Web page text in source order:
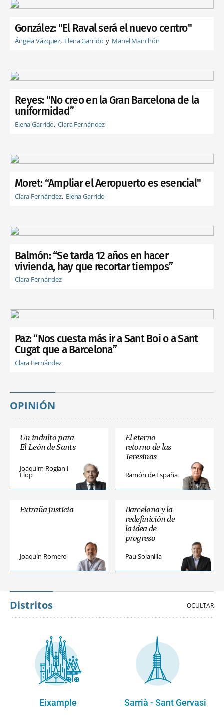
González: "El Raval será el nuevo centro"
Ángela Vázquez Elena Garrido Manel Manchón
Reyes: “No creo en la Gran Barcelona de la
uniformidad”
Elena Garrido Clara Fernández
Moret: “Ampliar el Aeropuerto es esencial"
Clara Fernández Elena Garrido
Balmón: “Se tarda 12 años en hacer
vivienda, hay que recortar tiempos”
Clara Fernández
Paz: “Nos cuesta más ir a Sant Boi o a Sant
Cugat que a Barcelona”
Clara Fernández
OPINIÓN
Un indulto para
El León de Sants
Joaquim Roglan i
Llop
El eterno
retorno de las
Teresinas
Ramón de España
Extraña justicia
Joaquín Romero
Barcelona y la
redefinición de
la idea de
progreso
Pau Solanilla
Distritos
Eixample Sarrià - Sant Gervasi